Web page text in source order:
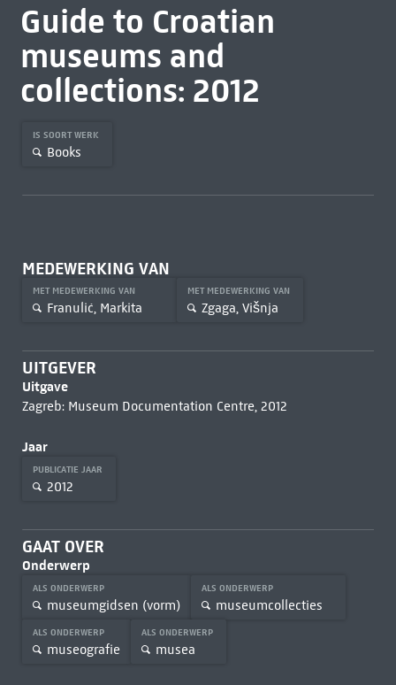
Guide to Croatian
museums and
collections: 2012
IS SOORT WERK
Books
MEDEWERKING VAN
MET MEDEWERKING VAN
Franulić, Markita
MET MEDEWERKING VAN
Zgaga, Višnja
UITGEVER
Uitgave
Zagreb: Museum Documentation Centre, 2012
Jaar
PUBLICATIE JAAR
2012
GAAT OVER
Onderwerp
ALS ONDERWERP
museumgidsen (vorm)
ALS ONDERWERP
museumcollecties
ALS ONDERWERP
museografie
ALS ONDERWERP
musea